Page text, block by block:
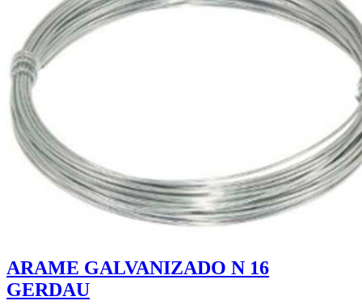
ARAME GALVANIZADO N 16
GERDAU